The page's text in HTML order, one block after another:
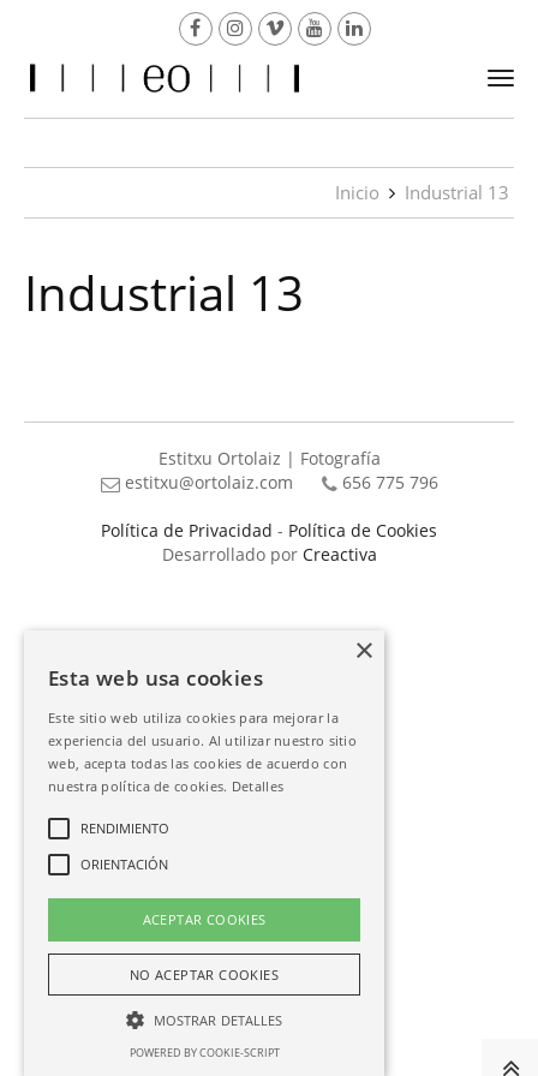
Inicio Industrial 13
Industrial 13
Estitxu Ortolaiz | Fotografía
estitxu@ortolaiz.com
656 775 796
Política de Privacidad - Política de Cookies
Desarrollado por Creactiva
Esta web usa cookies
Este sitio web utiliza cookies para mejorar la
experiencia del usuario. Al utilizar nuestro sitio
web, acepta todas las cookies de acuerdo con
nuestra política de cookies. Detalles
RENDIMIENTO
ORIENTACIÓN
ACEPTAR COOKIES
NO ACEPTAR COOKIES
MOSTRAR DETALLES
POWERED BY COOKIE-SCRIPT
×